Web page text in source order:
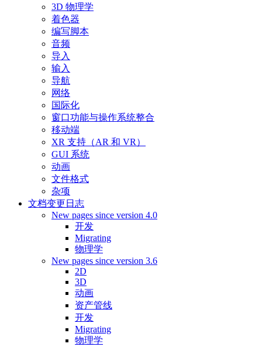
3D 物理学
着色器
编写脚本
音频
导入
输入
导航
网络
国际化
窗口功能与操作系统整合
移动端
XR 支持（AR 和 VR）
GUI 系统
动画
文件格式
杂项
文档变更日志
New pages since version 4.0
开发
Migrating
物理学
New pages since version 3.6
2D
3D
动画
资产管线
开发
Migrating
物理学